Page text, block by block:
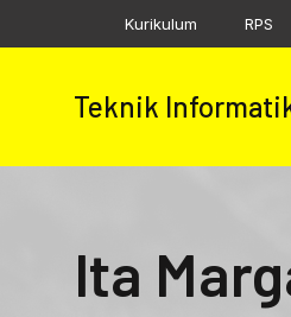
to
Kurikulum RPS
Teknik
Ita